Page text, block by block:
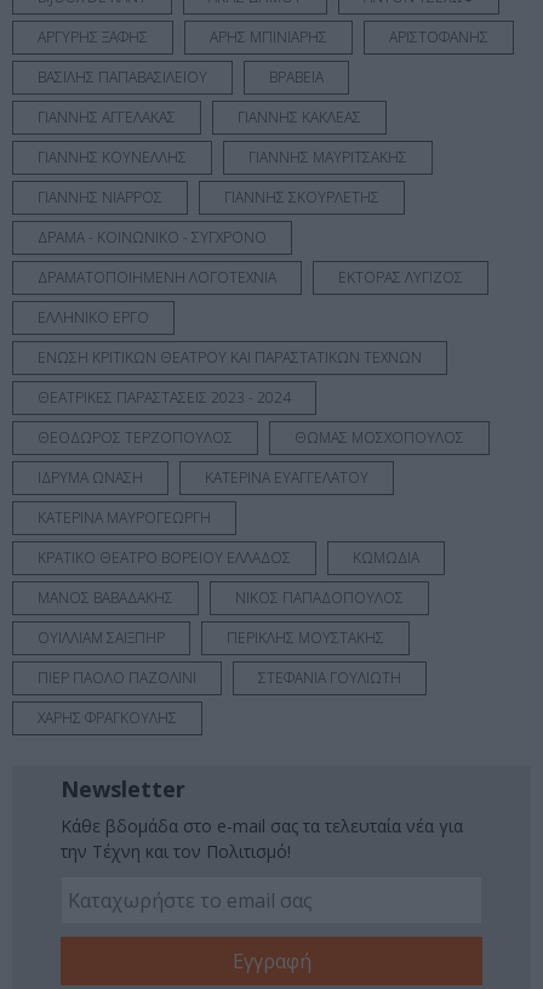
ΑΡΓΥΡΗΣ ΞΑΦΗΣ
ΑΡΗΣ ΜΠΙΝΙΑΡΗΣ
ΑΡΙΣΤΟΦΑΝΗΣ
ΒΑΣΙΛΗΣ ΠΑΠΑΒΑΣΙΛΕΙΟΥ
ΒΡΑΒΕΙΑ
ΓΙΑΝΝΗΣ ΑΓΓΕΛΑΚΑΣ
ΓΙΑΝΝΗΣ ΚΑΚΛΕΑΣ
ΓΙΑΝΝΗΣ ΚΟΥΝΕΛΛΗΣ
ΓΙΑΝΝΗΣ ΜΑΥΡΙΤΣΑΚΗΣ
ΓΙΑΝΝΗΣ ΝΙΑΡΡΟΣ
ΓΙΑΝΝΗΣ ΣΚΟΥΡΛΕΤΗΣ
ΔΡΑΜΑ - ΚΟΙΝΩΝΙΚΟ - ΣΥΓΧΡΟΝΟ
ΔΡΑΜΑΤΟΠΟΙΗΜΕΝΗ ΛΟΓΟΤΕΧΝΙΑ
ΕΚΤΟΡΑΣ ΛΥΓΙΖΟΣ
ΕΛΛΗΝΙΚΟ ΕΡΓΟ
ΕΝΩΣΗ ΚΡΙΤΙΚΩΝ ΘΕΑΤΡΟΥ ΚΑΙ ΠΑΡΑΣΤΑΤΙΚΩΝ ΤΕΧΝΩΝ
ΘΕΑΤΡΙΚΕΣ ΠΑΡΑΣΤΑΣΕΙΣ 2023 - 2024
ΘΕΟΔΩΡΟΣ ΤΕΡΖΟΠΟΥΛΟΣ
ΘΩΜΑΣ ΜΟΣΧΟΠΟΥΛΟΣ
ΙΔΡΥΜΑ ΩΝΑΣΗ
ΚΑΤΕΡΙΝΑ ΕΥΑΓΓΕΛΑΤΟΥ
ΚΑΤΕΡΙΝΑ ΜΑΥΡΟΓΕΩΡΓΗ
ΚΡΑΤΙΚΟ ΘΕΑΤΡΟ ΒΟΡΕΙΟΥ ΕΛΛΑΔΟΣ
ΚΩΜΩΔΙΑ
ΜΑΝΟΣ ΒΑΒΑΔΑΚΗΣ
ΝΙΚΟΣ ΠΑΠΑΔΟΠΟΥΛΟΣ
ΟΥΙΛΛΙΑΜ ΣΑΙΞΠΗΡ
ΠΕΡΙΚΛΗΣ ΜΟΥΣΤΑΚΗΣ
ΠΙΕΡ ΠΑΟΛΟ ΠΑΖΟΛΙΝΙ
ΣΤΕΦΑΝΙΑ ΓΟΥΛΙΩΤΗ
ΧΑΡΗΣ ΦΡΑΓΚΟΥΛΗΣ
Newsletter
Κάθε βδομάδα στο e-mail σας τα τελευταία νέα για
την Τέχνη και τον Πολιτισμό!